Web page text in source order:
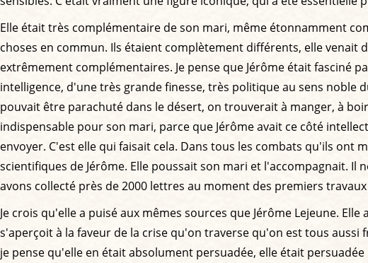
Elle était très complémentaire de son mari, même étonnamment
choses en commun. Ils étaient complètement différents, elle
extrêmement complémentaires. Je pense que Jérôme était
intelligence, d'une très grande finesse, très politique au sens
pouvait être parachuté dans le désert, on trouverait à manger, à
indispensable pour son mari, parce que Jérôme avait ce côté
envoyer. C'est elle qui faisait cela. Dans tous les combats qu'ils ont
scientifiques de Jérôme. Elle poussait son mari et l'accompagnait.
avons collecté près de 2000 lettres au moment des premiers
Je crois qu'elle a puisé aux mêmes sources que Jérôme Lejeune.
s'aperçoit à la faveur de la crise qu'on traverse qu'on est tous
je pense qu'elle en était absolument persuadée, elle était